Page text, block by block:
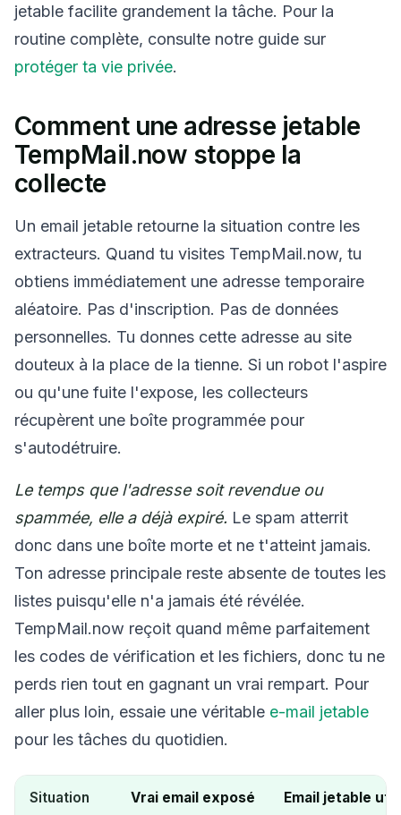
jetable facilite grandement la tâche. Pour la
routine complète, consulte notre guide sur
protéger ta vie privée.
Comment une adresse jetable
TempMail.now stoppe la
collecte
Un email jetable retourne la situation contre les
extracteurs. Quand tu visites TempMail.now, tu
obtiens immédiatement une adresse temporaire
aléatoire. Pas d'inscription. Pas de données
personnelles. Tu donnes cette adresse au site
douteux à la place de la tienne. Si un robot l'aspire
ou qu'une fuite l'expose, les collecteurs
récupèrent une boîte programmée pour
s'autodétruire.
Le temps que l'adresse soit revendue ou
spammée, elle a déjà expiré. Le spam atterrit
donc dans une boîte morte et ne t'atteint jamais.
Ton adresse principale reste absente de toutes les
listes puisqu'elle n'a jamais été révélée.
TempMail.now reçoit quand même parfaitement
les codes de vérification et les fichiers, donc tu ne
perds rien tout en gagnant un vrai rempart. Pour
aller plus loin, essaie une véritable e-mail jetable
pour les tâches du quotidien.
Situation Vrai email exposé Email jetable